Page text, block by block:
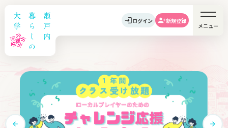
ログイン 新規登録
メニュー